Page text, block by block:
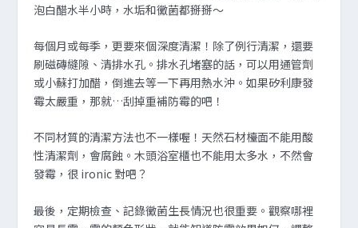
泡白醋水半小時，水垢和黴菌都掰掰～
每個月或每季，更要來個深度清潔！除了例行清潔，還要
刷磁磚縫隙、清排水孔。排水孔堵塞的話，可以用通管劑
或小蘇打加醋，倒進去等一下再用熱水沖。如果矽利康發
霉太嚴重，那就…刮掉重補防霉的吧！
不同材質的清潔方法也不一樣喔！天然石材檯面不能用酸
性清潔劑，會腐蝕。木頭浴室櫃也不能用太多水，不然會
發霉，很 ironic 對吧？
最後，定期檢查、記錄黴菌生長情況也很重要。觀察哪裡